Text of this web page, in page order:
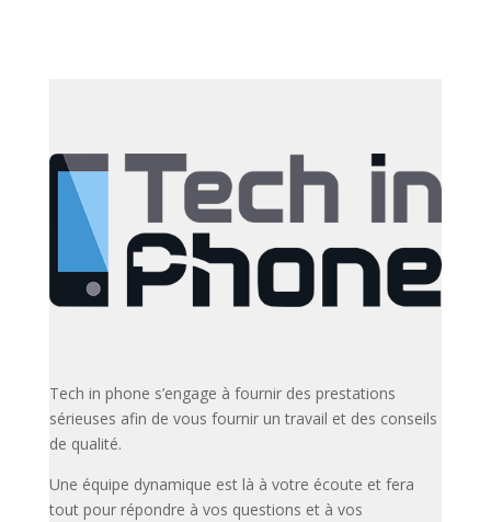
Tech in phone s’engage à fournir des prestations
sérieuses afin de vous fournir un travail et des conseils
de qualité.
Une équipe dynamique est là à votre écoute et fera
tout pour répondre à vos questions et à vos